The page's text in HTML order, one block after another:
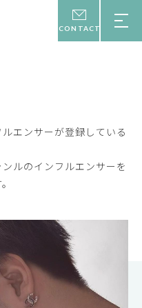
CONTACT
エンサーが登録している
ルのインフルエンサーを